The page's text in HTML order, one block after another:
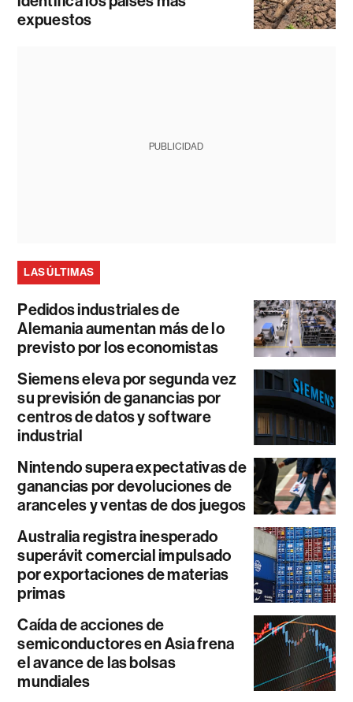
expuestos
PUBLICIDAD
LAS ÚLTIMAS
Pedidos industriales de
Alemania aumentan más de lo
previsto por los economistas
Siemens eleva por segunda vez
su previsión de ganancias por
centros de datos y software
industrial
Nintendo supera expectativas de
ganancias por devoluciones de
aranceles y ventas de dos juegos
Australia registra inesperado
superávit comercial impulsado
por exportaciones de materias
primas
Caída de acciones de
semiconductores en Asia frena
el avance de las bolsas
mundiales